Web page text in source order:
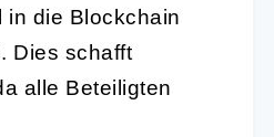
in die Blockchain
Dies schafft
alle Beteiligten